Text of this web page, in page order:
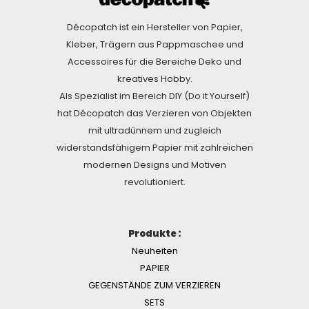
Décopatch ist ein Hersteller von Papier,
Kleber, Trägern aus Pappmaschee und
Accessoires für die Bereiche Deko und
kreatives Hobby.
Als Spezialist im Bereich DIY (Do it Yourself)
hat Décopatch das Verzieren von Objekten
mit ultradünnem und zugleich
widerstandsfähigem Papier mit zahlreichen
modernen Designs und Motiven
revolutioniert.
Produkte :
Neuheiten
PAPIER
GEGENSTÄNDE ZUM VERZIEREN
SETS